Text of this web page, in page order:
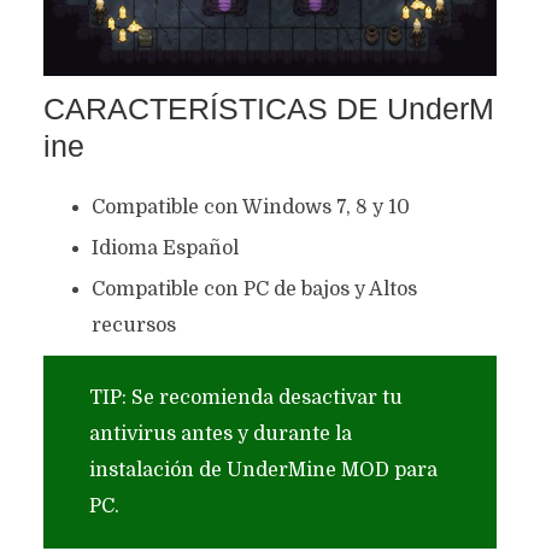
CARACTERÍSTICAS DE UnderM
ine
Compatible con Windows 7, 8 y 10
Idioma Español
Compatible con PC de bajos y Altos
recursos
TIP: Se recomienda desactivar tu
antivirus antes y durante la
instalación de UnderMine MOD para
PC.